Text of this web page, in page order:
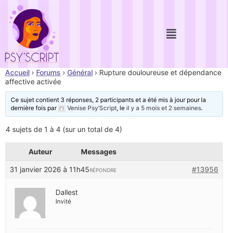
Accueil › Forums › Général › Rupture douloureuse et dépendance
affective activée
Ce sujet contient 3 réponses, 2 participants et a été mis à jour pour la
dernière fois par
Venise Psy’Script, leil y a 5 mois et 2 semaines.
4 sujets de 1 à 4 (sur un total de 4)
Auteur Messages
31 janvier 2026 à 11h45 #13956
RÉPONDRE
Dallest
Invité